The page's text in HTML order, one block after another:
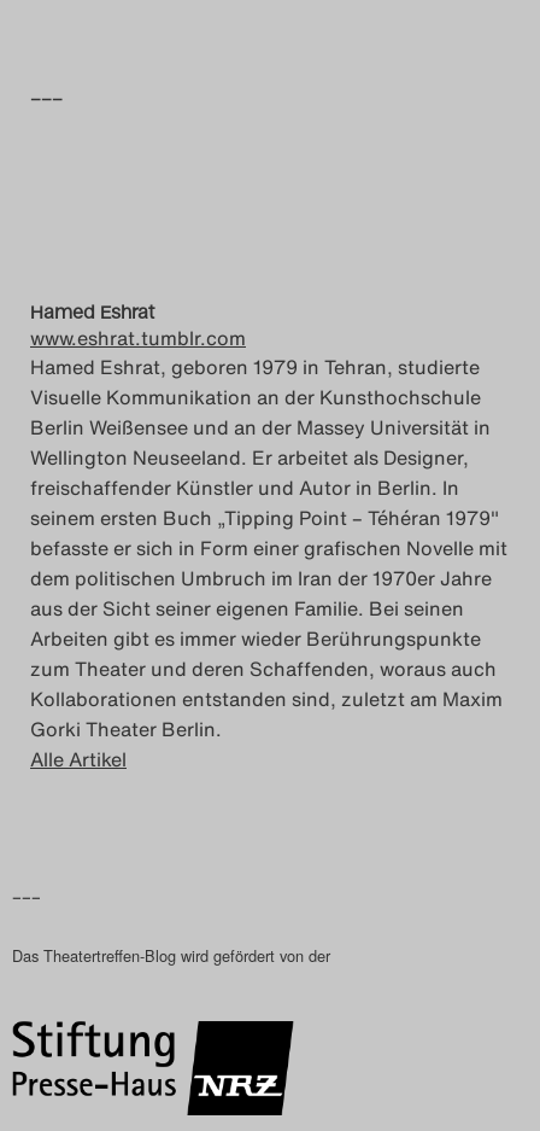
Das Theatertreffen-Blog
Das Theatertreffen-Blog
2024
Das Theatertreffen-Blog
2025
Das Theatertreffen-Blog
Archiv
Impressum
Nutzungsbedingungen
–––
Hamed Eshrat
www.eshrat.tumblr.com
Hamed Eshrat, geboren 1979 in Tehran, studierte
Visuelle Kommunikation an der Kunsthochschule
Berlin Weißensee und an der Massey Universität in
Wellington Neuseeland. Er arbeitet als Designer,
freischaffender Künstler und Autor in Berlin. In
seinem ersten Buch „Tipping Point – Téhéran 1979"
befasste er sich in Form einer grafischen Novelle mit
dem politischen Umbruch im Iran der 1970er Jahre
aus der Sicht seiner eigenen Familie. Bei seinen
Arbeiten gibt es immer wieder Berührungspunkte
zum Theater und deren Schaffenden, woraus auch
Kollaborationen entstanden sind, zuletzt am Maxim
Gorki Theater Berlin.
Alle Artikel
–––
Das Theatertreffen-Blog wird gefördert von der